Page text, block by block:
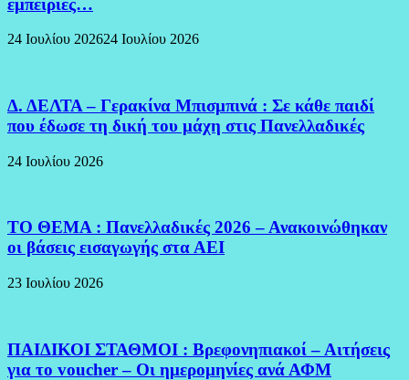
24 Ιουλίου 202624 Ιουλίου 2026
Δ. ΔΕΛΤΑ – Γερακίνα Μπισμπινά : Σε κάθε παιδί
που έδωσε τη δική του μάχη στις Πανελλαδικές
24 Ιουλίου 2026
ΤΟ ΘΕΜΑ : Πανελλαδικές 2026 – Ανακοινώθηκαν
οι βάσεις εισαγωγής στα ΑΕΙ
23 Ιουλίου 2026
ΠΑΙΔΙΚΟΙ ΣΤΑΘΜΟΙ : Βρεφονηπιακοί – Αιτήσεις
για το voucher – Οι ημερομηνίες ανά ΑΦΜ